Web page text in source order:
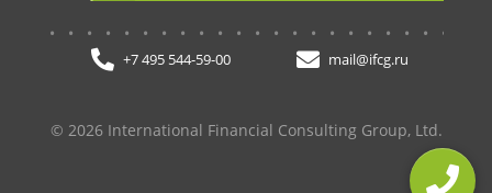
+7 495 544-59-00 mail@ifcg.ru
© 2026 International Financial Consulting Group, Ltd.